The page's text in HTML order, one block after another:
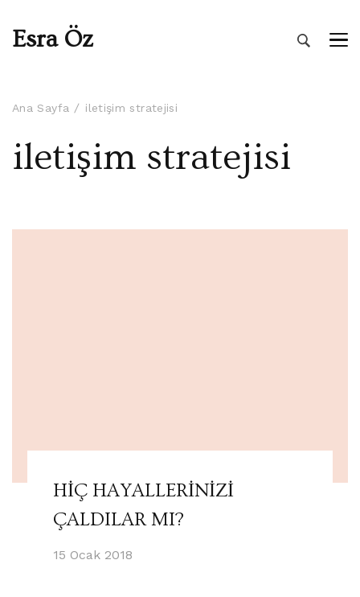
Esra Öz
Ana Sayfa iletişim stratejisi
iletişim stratejisi
HİÇ HAYALLERİNİZİ
ÇALDILAR MI?
15 Ocak 2018